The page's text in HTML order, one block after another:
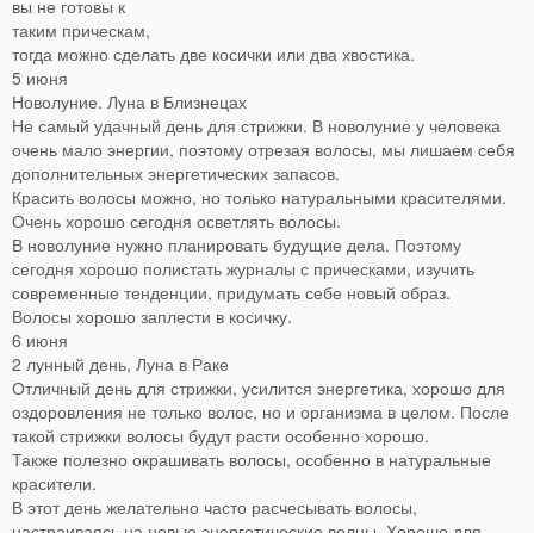
вы не готовы к
таким прическам,
тогда можно сделать две косички или два хвостика.
5 июня
Новолуние. Луна в Близнецах
Не самый удачный день для стрижки. В новолуние у человека
очень мало энергии, поэтому отрезая волосы, мы лишаем себя
дополнительных энергетических запасов.
Красить волосы можно, но только натуральными красителями.
Очень хорошо сегодня осветлять волосы.
В новолуние нужно планировать будущие дела. Поэтому
сегодня хорошо полистать журналы с прическами, изучить
современные тенденции, придумать себе новый образ.
Волосы хорошо заплести в косичку.
6 июня
2 лунный день, Луна в Раке
Отличный день для стрижки, усилится энергетика, хорошо для
оздоровления не только волос, но и организма в целом. После
такой стрижки волосы будут расти особенно хорошо.
Также полезно окрашивать волосы, особенно в натуральные
красители.
В этот день желательно часто расчесывать волосы,